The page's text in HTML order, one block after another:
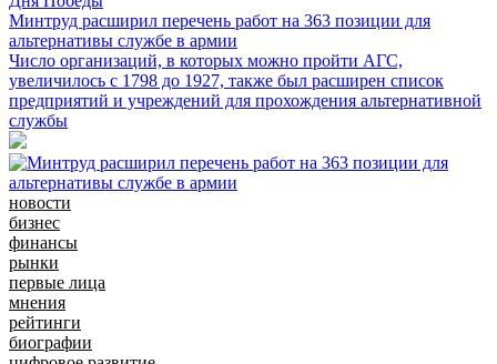
Минтруд расширил перечень работ на 363 позиции для
альтернативы службе в армии
Число организаций, в которых можно пройти АГС,
увеличилось с 1798 до 1927, также был расширен список
предприятий и учреждений для прохождения альтернативной
службы
новости
бизнес
финансы
рынки
первые лица
мнения
рейтинги
биографии